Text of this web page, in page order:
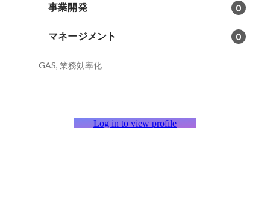
事業開発 0
マネージメント 0
GAS, 業務効率化
Log in to view profile